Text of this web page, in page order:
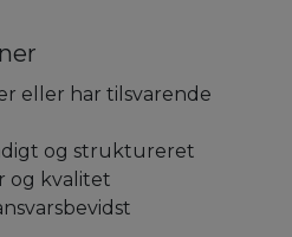
eller har tilsvarende
og struktureret
og kvalitet